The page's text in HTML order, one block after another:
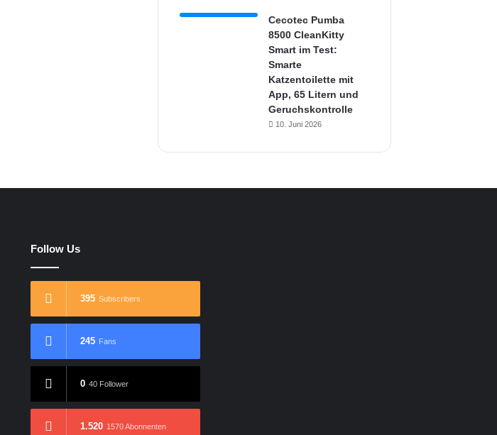
Cecotec Pumba
8500 CleanKitty
Smart im Test:
Smarte
Katzentoilette mit
App, 65 Litern und
Geruchskontrolle
10. Juni 2026
Follow Us
395 Subscribers
245 Fans
0 40 Follower
1.520 1570 Abonnenten